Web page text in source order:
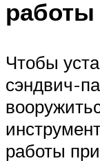
работы
Чтобы
сэндвич-
работы